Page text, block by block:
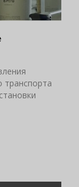
транспорта